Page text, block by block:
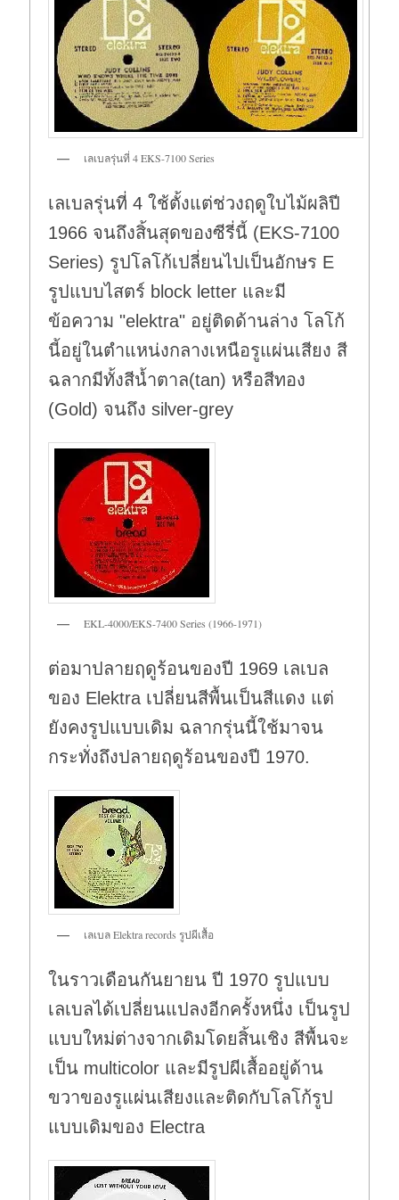
เลเบลรุ่นที่ 4 EKS-7100 Series
เลเบลรุ่นที่ 4 ใช้ตั้งแต่ช่วงฤดูใบไม้ผลิปี
1966 จนถึงสิ้นสุดของซีรี่นี้ (EKS-7100
Series) รูปโลโก้เปลี่ยนไปเป็นอักษร E
รูปแบบไสตร์ block letter และมี
ข้อความ "elektra" อยู่ติดด้านล่าง โลโก้
นี้อยู่ในตำแหน่งกลางเหนือรูแผ่นเสียง สี
ฉลากมีทั้งสีน้ำตาล(tan) หรือสีทอง
(Gold) จนถึง silver-grey
EKL-4000/EKS-7400 Series (1966-1971)
ต่อมาปลายฤดูร้อนของปี 1969 เลเบล
ของ Elektra เปลี่ยนสีพื้นเป็นสีแดง แต่
ยังคงรูปแบบเดิม ฉลากรุ่นนี้ใช้มาจน
กระทั่งถึงปลายฤดูร้อนของปี 1970.
เลเบล Elektra records รูปผีเสื้อ
ในราวเดือนกันยายน ปี 1970 รูปแบบ
เลเบลได้เปลี่ยนแปลงอีกครั้งหนึ่ง เป็นรูป
แบบใหม่ต่างจากเดิมโดยสิ้นเชิง สีพื้นจะ
เป็น multicolor และมีรูปผีเสื้ออยู่ด้าน
ขวาของรูแผ่นเสียงและติดกับโลโก้รูป
แบบเดิมของ Electra